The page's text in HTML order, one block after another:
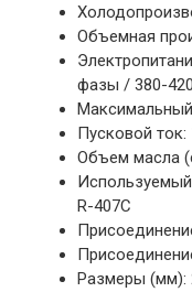
Объемная
фазы / 380-
Пусковой
Объем масла
Используемый
R-407C
Размеры (мм):